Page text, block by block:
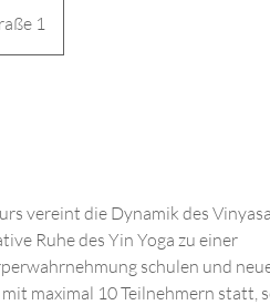
1
vereint die Dynamik des Vinyasa
Ruhe des Yin Yoga zu einer
schulen und
maximal 10 Teilnehmern statt,